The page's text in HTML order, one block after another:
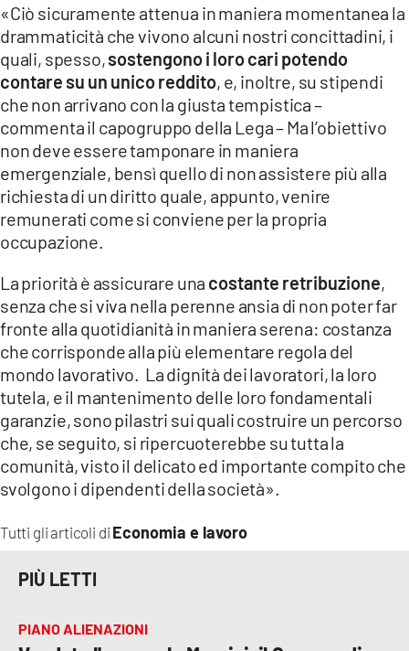
Tutti gli articoli di Economia e lavoro
«Ciò sicuramente attenua in maniera momentanea la
drammaticità che vivono alcuni nostri concittadini, i
quali, spesso,sostengono i loro cari potendo
contare su un unico reddito, e, inoltre, su stipendi
che non arrivano con la giusta tempistica –
commenta il capogruppo della Lega – Ma l’obiettivo
non deve essere tamponare in maniera
emergenziale, bensì quello di non assistere più alla
richiesta di un diritto quale, appunto, venire
remunerati come si conviene per la propria
occupazione.
La priorità è assicurare una costante retribuzione,
senza che si viva nella perenne ansia di non poter far
fronte alla quotidianità in maniera serena: costanza
che corrisponde alla più elementare regola del
mondo lavorativo. La dignità dei lavoratori, la loro
tutela, e il mantenimento delle loro fondamentali
garanzie, sono pilastri sui quali costruire un percorso
che, se seguito, si ripercuoterebbe su tutta la
comunità, visto il delicato ed importante compito che
svolgono i dipendenti della società».
PIÙ LETTI
PIANO ALIENAZIONI